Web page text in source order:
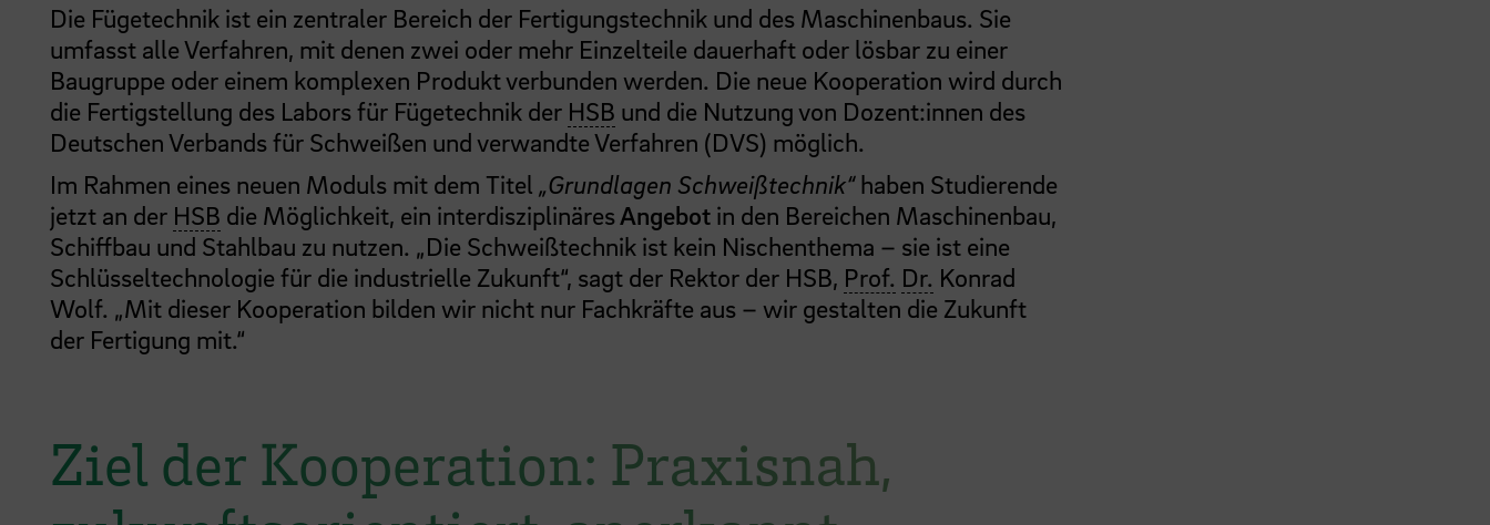
Die Fügetechnik ist ein zentraler Bereich der Fertigungstechnik und des Maschinenbaus. Sie
umfasst alle Verfahren, mit denen zwei oder mehr Einzelteile dauerhaft oder lösbar zu einer
Baugruppe oder einem komplexen Produkt verbunden werden. Die neue Kooperation wird durch
die Fertigstellung des Labors für Fügetechnik der HSB und die Nutzung von Dozent:innen des
Deutschen Verbands für Schweißen und verwandte Verfahren (DVS) möglich.
Im Rahmen eines neuen Moduls mit dem Titel „Grundlagen Schweißtechnik“haben Studierende
jetzt an der HSB die Möglichkeit, ein interdisziplinäresAngebot in den Bereichen Maschinenbau,
Schiffbau und Stahlbau zu nutzen. „Die Schweißtechnik ist kein Nischenthema – sie ist eine
Schlüsseltechnologie für die industrielle Zukunft“, sagt der Rektor der HSB, Prof. Dr. Konrad
Wolf. „Mit dieser Kooperation bilden wir nicht nur Fachkräfte aus – wir gestalten die Zukunft
der Fertigung mit.“
Ziel der Kooperation: Praxisnah,